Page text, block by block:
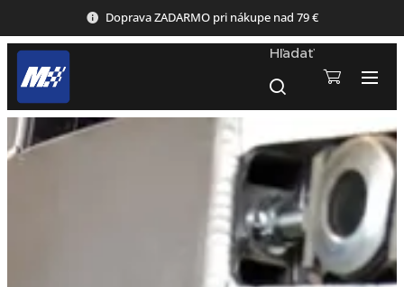
Doprava ZADARMO pri nákupe nad 79 €
Hľadať